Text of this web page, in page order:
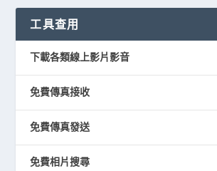
工具查用
下載各類線上影片影音
免費傳真接收
免費傳真發送
免費相片搜尋